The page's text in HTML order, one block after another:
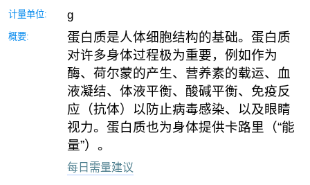
计量单位: g
概要:
蛋白质是人体细胞结构的基础。蛋白质
对许多身体过程极为重要，例如作为
酶、荷尔蒙的产生、营养素的载运、血
液凝结、体液平衡、酸碱平衡、免疫反
应（抗体）以防止病毒感染、以及眼睛
视力。蛋白质也为身体提供卡路里（“能
量”）。
每日需量建议